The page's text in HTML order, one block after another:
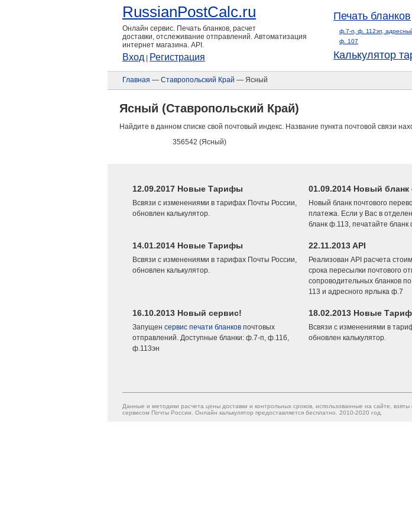
RussianPostCalc.ru
Онлайн сервис. Печать бланков, расчет
доставки, отслеживание отправлений. Автоматизация
интернет магазина. API.
Вход Регистрация
Печать бланков
ф.7-п, ф. 112эп,
ф. 107
Калькулятор
Главная — Ставропольский Край — Ясный
Ясный (Ставропольский Край)
Найдите в данном списке свой почтовый индекс. Название пункта почтовой связи
356542 (Ясный)
12.09.2017 Новые Тарифы
Всвязи с изменениями в тарифах Почты России,
обновлен калькулятор.
01.09.2014 Новый бланк
Новый бланк почтового
платежа. Если у Вас в
бланк ф.113, печатайте бланк
14.01.2014 Новые Тарифы
Всвязи с изменениями в тарифах Почты России,
обновлен калькулятор.
22.11.2013 API
Реализован API расчета
срока пересылки почтового
сопроводительных бланков
113 и адресного ярлыка ф.7
16.10.2013 Новый сервис!
Запущен сервис печати бланков почтовых
отправлений. Доступные бланки: ф.7-п, ф.116,
ф.113эн
18.02.2013 Новые
Всвязи с изменениями в
обновлен калькулятор.
Данные и методики расчета цены доставки и контрольных сроков, использованные на сайте,
сервисом Почты России. Онлайн калькулятор предоставляется бесплатно. 2010-2020 год.